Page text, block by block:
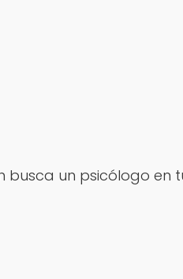
un psicólogo en